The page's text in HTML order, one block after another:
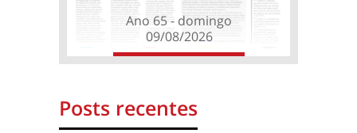
Ano 65 - domingo
09/08/2026
Posts recentes